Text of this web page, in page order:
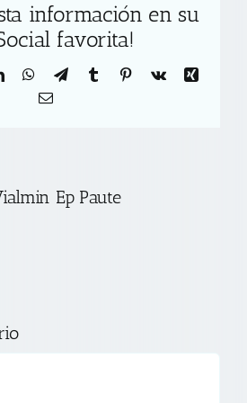
información en su
favorita!
LinkedInWhatsApp
TelegramTumblr Pinterest
Vk
Xing
Correo
Ep Paute